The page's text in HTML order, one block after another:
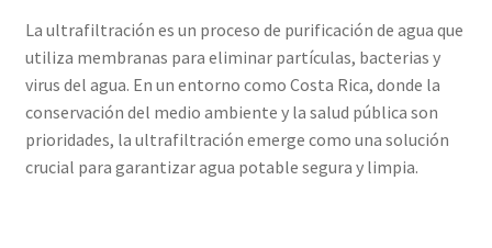
La ultrafiltración es un proceso de purificación de agua que
utiliza membranas para eliminar partículas, bacterias y
virus del agua. En un entorno como Costa Rica, donde la
conservación del medio ambiente y la salud pública son
prioridades, la ultrafiltración emerge como una solución
crucial para garantizar agua potable segura y limpia.